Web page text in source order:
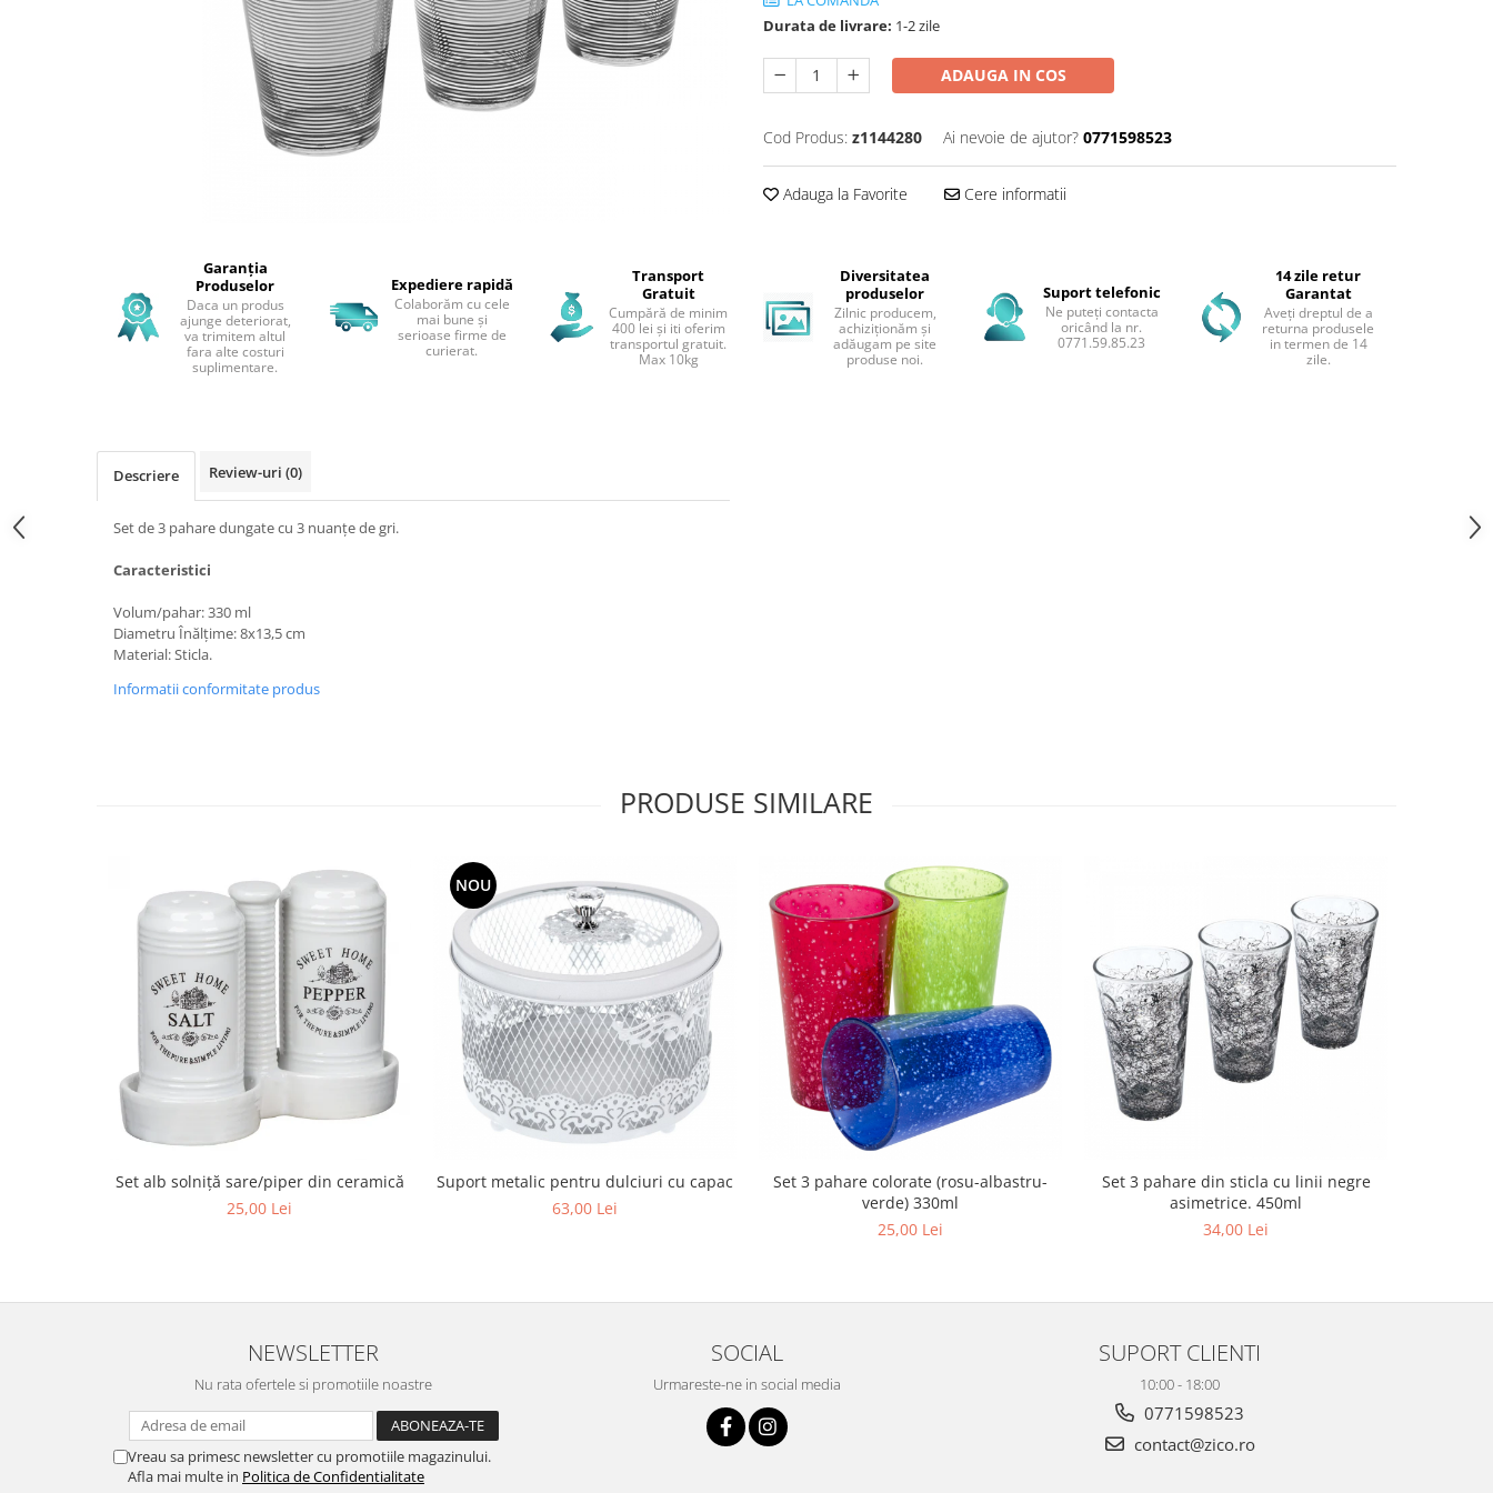
Durata de livrare: 1-2 zile
ADAUGA IN COS
Cod Produs: z1144280 Ai nevoie de ajutor? 0771598523
Adauga la Favorite Cere informatii
Garanția
Produselor
Daca un produs
ajunge deteriorat,
va trimitem altul
fara alte costuri
suplimentare.
Expediere rapidă
Colaborăm cu cele
mai bune și
serioase firme de
curierat.
Transport
Gratuit
Cumpără de minim
400 lei și iti oferim
transportul gratuit.
Max 10kg
Diversitatea
produselor
Zilnic producem,
achiziționăm și
adăugam pe site
produse noi.
Suport telefonic
Ne puteți contacta
oricând la nr.
0771.59.85.23
14 zile retur
Garantat
Aveți dreptul de a
returna produsele
in termen de 14
zile.
Descriere Review-uri (0)
Set de 3 pahare dungate cu 3 nuanțe de gri.
Caracteristici
Volum/pahar: 330 ml
Diametru Înălțime: 8x13,5 cm
Material: Sticla.
Informatii conformitate produs
PRODUSE SIMILARE
Set alb solniță sare/piper din ceramică
25,00 Lei
NOU
Suport metalic pentru dulciuri cu capac
63,00 Lei
Set 3 pahare colorate (rosu-albastru-
verde) 330ml
25,00 Lei
Set 3 pahare din sticla cu linii negre
asimetrice. 450ml
34,00 Lei
NEWSLETTER
Nu rata ofertele si promotiile noastre
Vreau sa primesc newsletter cu promotiile magazinului.
Afla mai multe in Politica de Confidentialitate
SOCIAL
Urmareste-ne in social media
SUPORT CLIENTI
10:00 - 18:00
0771598523
contact@zico.ro